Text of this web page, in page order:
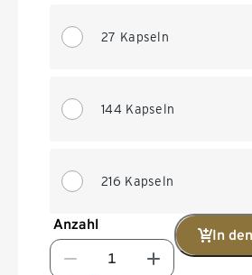
27 Kapseln
144 Kapseln
216 Kapseln
Anzahl
In